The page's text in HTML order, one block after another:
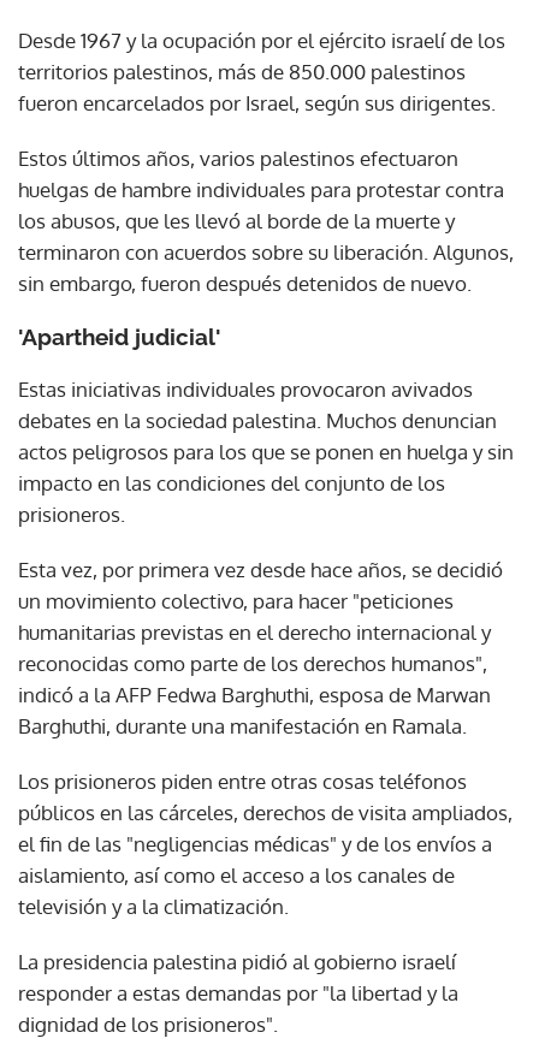
Desde 1967 y la ocupación por el ejército israelí de los
territorios palestinos, más de 850.000 palestinos
fueron encarcelados por Israel, según sus dirigentes.
Estos últimos años, varios palestinos efectuaron
huelgas de hambre individuales para protestar contra
los abusos, que les llevó al borde de la muerte y
terminaron con acuerdos sobre su liberación. Algunos,
sin embargo, fueron después detenidos de nuevo.
'Apartheid judicial'
Estas iniciativas individuales provocaron avivados
debates en la sociedad palestina. Muchos denuncian
actos peligrosos para los que se ponen en huelga y sin
impacto en las condiciones del conjunto de los
prisioneros.
Esta vez, por primera vez desde hace años, se decidió
un movimiento colectivo, para hacer "peticiones
humanitarias previstas en el derecho internacional y
reconocidas como parte de los derechos humanos",
indicó a la AFP Fedwa Barghuthi, esposa de Marwan
Barghuthi, durante una manifestación en Ramala.
Los prisioneros piden entre otras cosas teléfonos
públicos en las cárceles, derechos de visita ampliados,
el fin de las "negligencias médicas" y de los envíos a
aislamiento, así como el acceso a los canales de
televisión y a la climatización.
La presidencia palestina pidió al gobierno israelí
responder a estas demandas por "la libertad y la
dignidad de los prisioneros".